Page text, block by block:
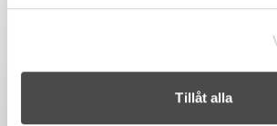
Tillåt alla